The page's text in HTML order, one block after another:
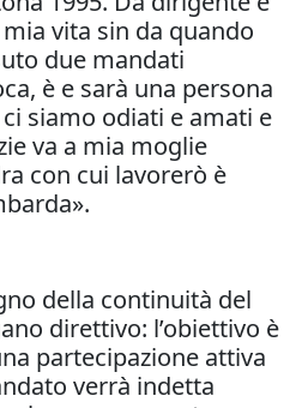
vita sin da quando
due mandati
è e sarà una persona
siamo odiati e amati e
va a mia moglie
con cui lavorerò è
della continuità del
direttivo: l’obiettivo è
partecipazione attiva
verrà indetta